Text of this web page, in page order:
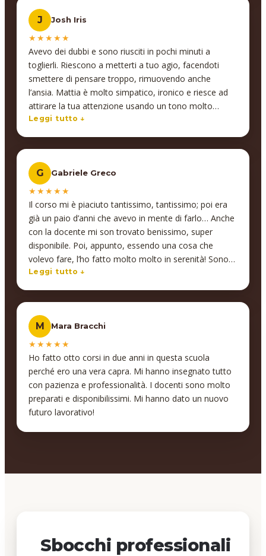
si sono rivelate immediatamente applicabili nel lavoro
quotidiano, portando risultati concreti e tangibili. Un
aspetto che abbiamo particolarmente apprezzato è il
coinvolgimento dei docenti, che non si limitano a
insegnare, ma si impegnano davvero a comprendere
le esigenze di ciascun partecipante, offrendo supporto
anche al di fuori delle lezioni. Un’attenzione che va
oltre la didattica… ed è proprio questo a fare la
differenza! L’efficacia e la qualità della formazione ci
delle agevolazioni sulla formazione tramite i fondi
interprofessionali, occupandosi di tutto in modo
competente e sempre disponibile. Un’esperienza che
consiglio vivamente a chiunque voglia investire nella
Founder Floky
J Josh Iris
★★★★★
Avevo dei dubbi e sono riusciti in pochi minuti a
toglierli. Riescono a metterti a tuo agio, facendoti
smettere di pensare troppo, rimuovendo anche
l’ansia. Mattia è molto simpatico, ironico e riesce ad
attirare la tua attenzione usando un tono molto
pacato, usando termini semplici e non troppo
neanche per un istante. È molto piacevole da
ascoltare ma anche interagire con lui, molto
professionale, energico, empatico, ironico e che dire?
Ci mette passione in ciò che fa.
Leggi tutto ↓
G Gabriele Greco
★★★★★
Il corso mi è piaciuto tantissimo, tantissimo; poi era
già un paio d’anni che avevo in mente di farlo… Anche
con la docente mi son trovato benissimo, super
disponibile. Poi, appunto, essendo una cosa che
volevo fare, l’ho fatto molto molto in serenità! Sono
molto molto contento, infatti sto già pensando di farn
interessano molto, soprattutto Interior design… che si
collegherebbe comunque anche a quello che ho fatto
adesso.
Leggi tutto ↓
M Mara Bracchi
★★★★★
Ho fatto otto corsi in due anni in questa scuola
perché ero una vera capra. Mi hanno insegnato tutto
con pazienza e professionalità. I docenti sono molto
preparati e disponibilissimi. Mi hanno dato un nuovo
futuro lavorativo!
Sbocchi professionali